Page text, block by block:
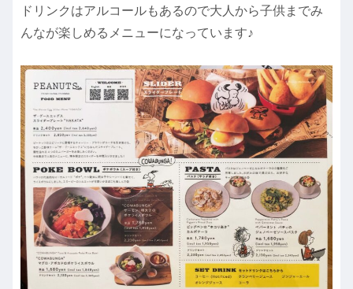
ドリンクはアルコールもあるので大人から子供までみ
んなが楽しめるメニューになっています♪